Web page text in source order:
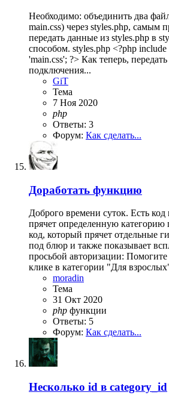
Необходимо: объединить два
main.css) через styles.php, самым
передать данные из styles.php в
способом. styles.php <?php
'main.css'; ?> Как теперь,
подключения...
GiT
Тема
7 Ноя 2020
php
Ответы: 3
Форум: Как сделать...
Доработать функцию
Доброго времени суток. Есть код
прячет определенную
код, который прячет отдельные
под блюр и также показывает
просьбой авторизации:
клике в категории "Для
moradin
Тема
31 Окт 2020
php функции
Ответы: 5
Форум: Как сделать...
Несколько id в category_id